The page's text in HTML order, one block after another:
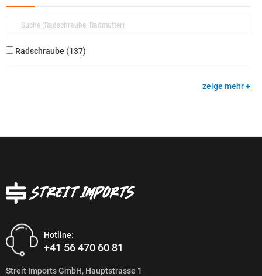
Radschraube 137
zeige mehr
Hotline:
+41 56 470 60 81
Streit Imports GmbH, Hauptstrasse 1